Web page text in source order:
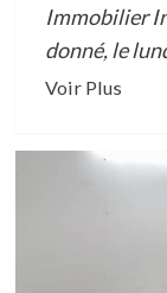
Immobilier
donné, le
Voir PlusEn
sur